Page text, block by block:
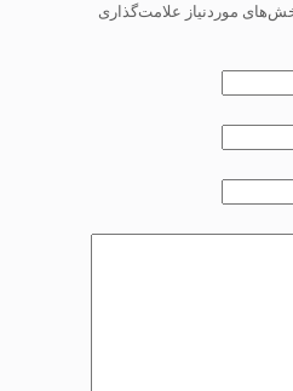
موردنیاز علامت‌گذاری